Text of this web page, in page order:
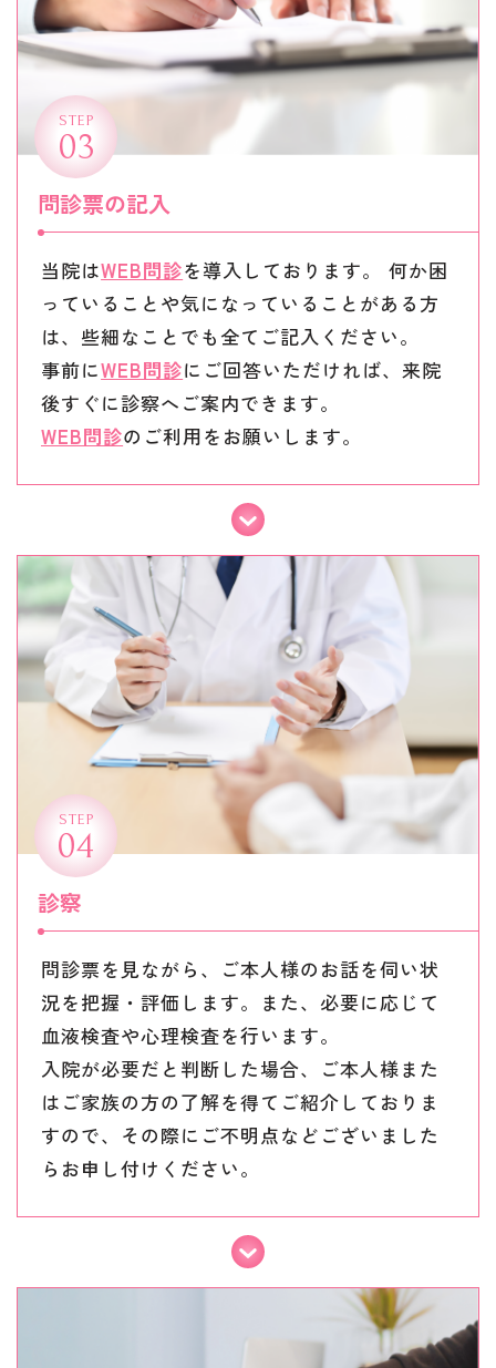
STEP
03
問診票の記入
当院はWEB問診を導入しております。 何か困
っていることや気になっていることがある方
は、些細なことでも全てご記入ください。
事前にWEB問診にご回答いただければ、来院
後すぐに診察へご案内できます。
WEB問診のご利用をお願いします。
STEP
04
診察
問診票を見ながら、ご本人様のお話を伺い状
況を把握・評価します。また、必要に応じて
血液検査や心理検査を行います。
入院が必要だと判断した場合、ご本人様また
はご家族の方の了解を得てご紹介しておりま
すので、その際にご不明点などございました
らお申し付けください。